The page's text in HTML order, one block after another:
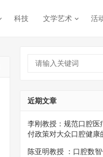
科技 文学艺术 活
近期文章
李刚教授：规范口腔医
付政策对大众口腔健康
陈亚明教授 ：口腔数